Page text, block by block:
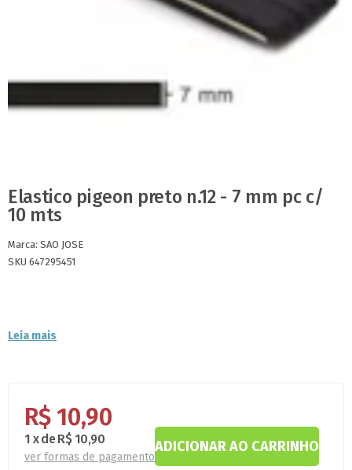
Elastico pigeon preto n.12 - 7 mm pc c/
10 mts
Marca:SAO JOSE
SKU 647295451
Leia mais
R$ 10,90
1 x de R$ 10,90
ver formas de pagamento